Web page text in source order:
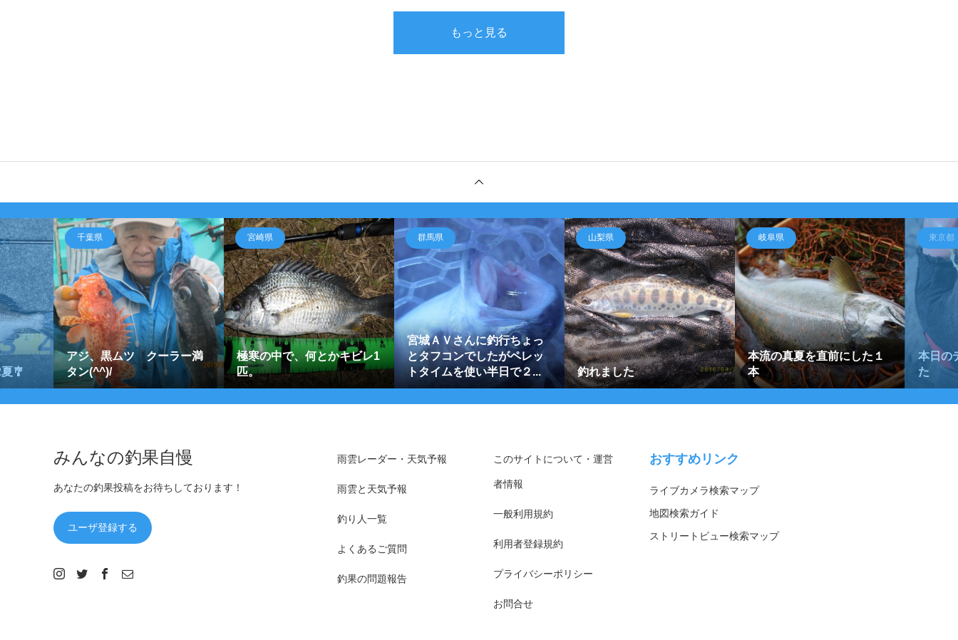
もっと見る
🎐
千葉県
アジ、黒ムツ クーラー満
タン(^^)/
宮崎県
極寒の中で、何とかキビレ1
匹。
群馬県
宮城ＡＶさんに釣行ちょっ
とタフコンでしたがペレッ
トタイムを使い半日で２...
山梨県
釣れました
岐阜県
本流の真夏を直前にした１
本
東京都
本日の
た
みんなの釣果自慢
あなたの釣果投稿をお待ちしております！
ユーザ登録する
雨雲レーダー・天気予報
雨雲と天気予報
釣り人一覧
よくあるご質問
釣果の問題報告
このサイトについて・運営
者情報
一般利用規約
利用者登録規約
プライバシーポリシー
お問合せ
おすすめリンク
ライブカメラ検索マップ
地図検索ガイド
ストリートビュー検索マップ